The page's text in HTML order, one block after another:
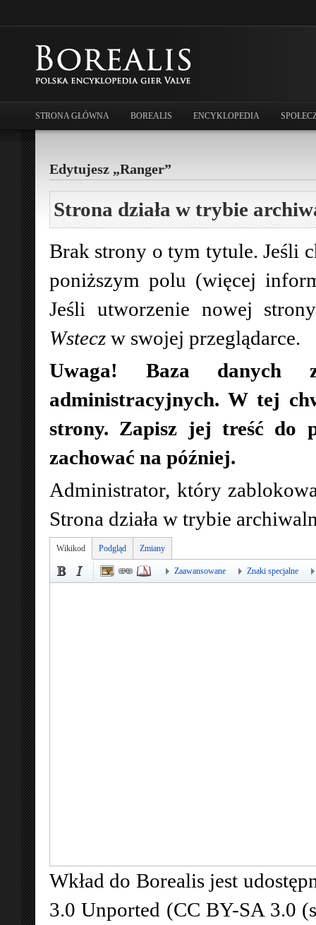
STRONA GŁÓWNA BOREALIS ENCYKLOPEDIA
Edytujesz „Ranger”
Strona działa w trybie
Brak strony o tym tytule. Jeśli
poniższym polu (więcej
Jeśli utworzenie nowej
Wstecz w swojej przeglądarce.
Uwaga! Baza danych
administracyjnych. W tej
strony. Zapisz jej treść do
zachować na później.
Administrator, który
Strona działa w trybie
Wikikod Podgląd Zmiany
Zaawansowane Znaki specjalne
Wkład do Borealis jest
3.0 Unported (CC BY-SA 3.0